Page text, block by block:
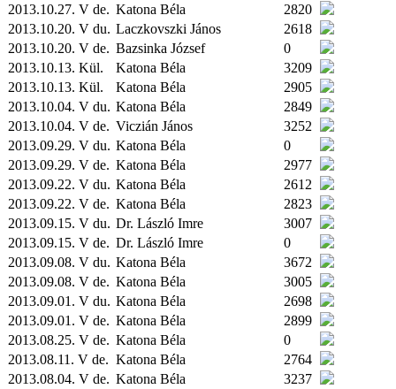
2013.10.27. V de. Katona Béla
2820
2013.10.20. V du. Laczkovszki János
2618
2013.10.20. V de. Bazsinka József
0
2013.10.13. Kül. Katona Béla
3209
2013.10.13. Kül. Katona Béla
2905
2013.10.04. V du. Katona Béla
2849
2013.10.04. V de. Viczián János
3252
2013.09.29. V du. Katona Béla
0
2013.09.29. V de. Katona Béla
2977
2013.09.22. V du. Katona Béla
2612
2013.09.22. V de. Katona Béla
2823
2013.09.15. V du. Dr. László Imre
3007
2013.09.15. V de. Dr. László Imre
0
2013.09.08. V du. Katona Béla
3672
2013.09.08. V de. Katona Béla
3005
2013.09.01. V du. Katona Béla
2698
2013.09.01. V de. Katona Béla
2899
2013.08.25. V de. Katona Béla
0
2013.08.11. V de. Katona Béla
2764
2013.08.04. V de. Katona Béla
3237